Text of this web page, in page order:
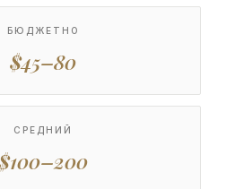
БЮДЖЕТНО
$45–80
СРЕДНИЙ